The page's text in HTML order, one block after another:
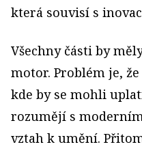
která souvisí s
Všechny části by
motor. Problém je,
kde by se mohli
rozumějí s
vztah k umění.